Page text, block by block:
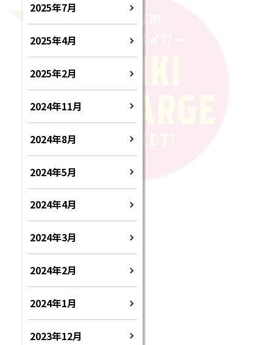
2025年7月
2025年4月
2025年2月
2024年11月
2024年8月
2024年5月
2024年4月
2024年3月
2024年2月
2024年1月
2023年12月